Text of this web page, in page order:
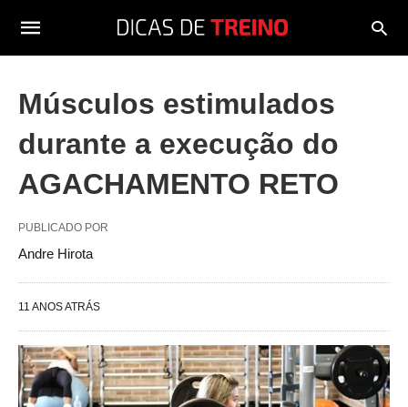
Músculos estimulados
durante a execução do
AGACHAMENTO RETO
PUBLICADO POR
Andre Hirota
11 ANOS ATRÁS